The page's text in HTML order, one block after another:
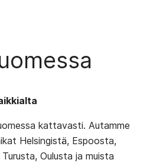
kattavasti. Autamme
Helsingistä, Espoosta,
Oulusta ja muista